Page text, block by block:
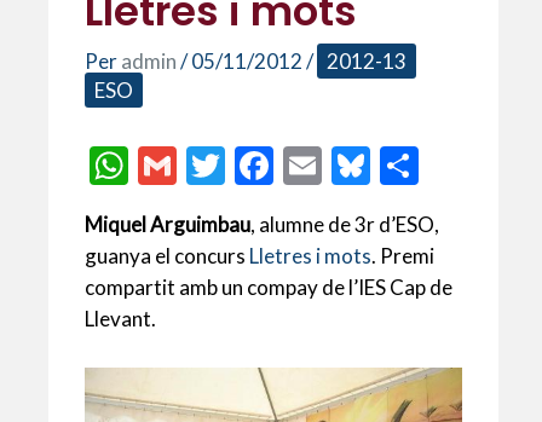
Peradmin/05/11/2012/ 2012-13
ESO
W
h
at
s
A
p
p
G
m
ai
l
T
itt
er
F
e
b
o
k
E
ai
l
Bl
es
ky
m
p
te
ix
Miquel Arguimbau, alumne de 3r d’ESO,
guanya el concurs Lletres i mots. Premi
compartit amb un compay de l’IES Cap de
Llevant.